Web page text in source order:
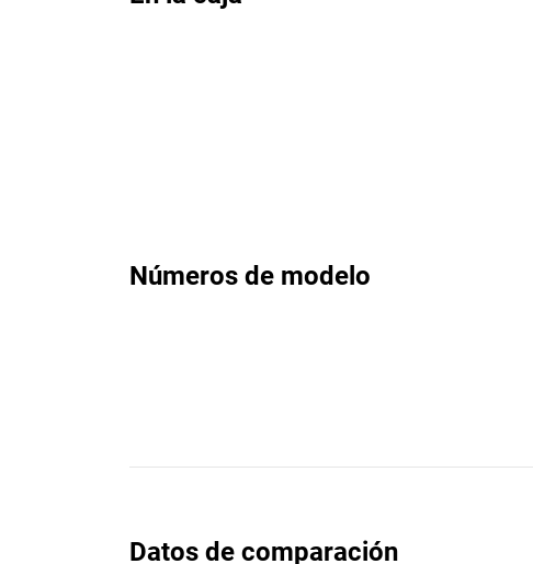
Números de modelo
Datos de comparación